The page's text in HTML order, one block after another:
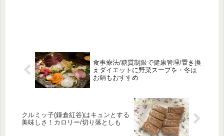
食事療法/糖質制限で健康管理/置き換
えダイエットに野菜スープを・冬は
お鍋もおすすめ
クルミッ子(鎌倉紅谷)はキュンとする
美味しさ！カロリー/切り落としも